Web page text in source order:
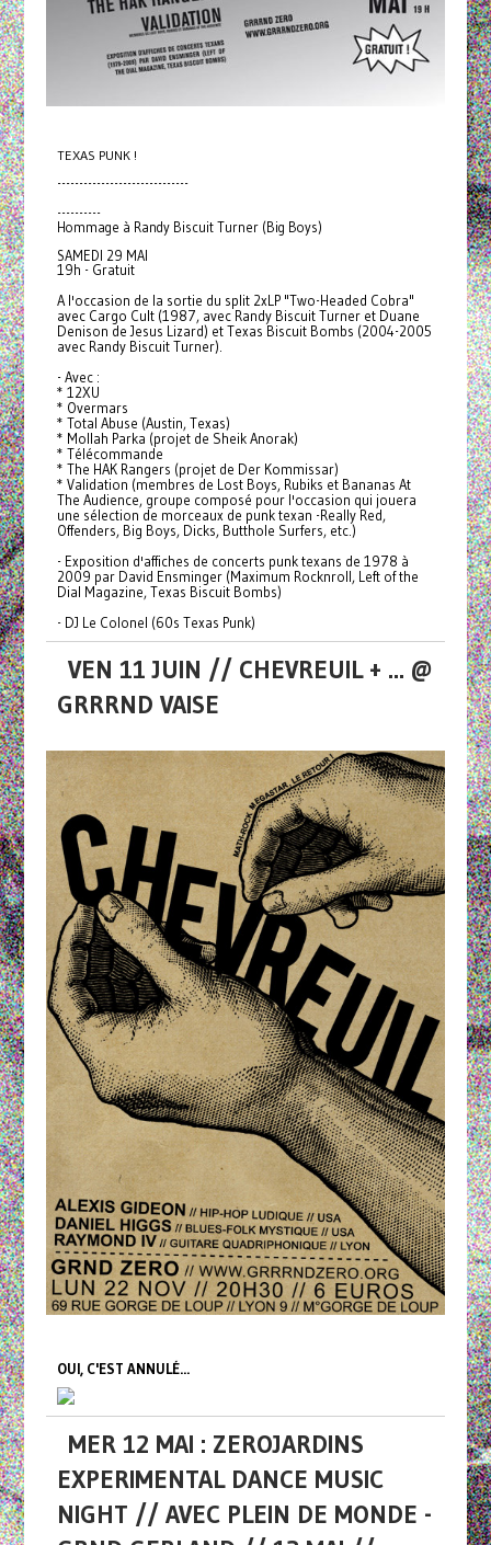
TEXAS PUNK !
------------------------------
----------
Hommage à Randy Biscuit Turner (Big Boys)
SAMEDI 29 MAI
19h - Gratuit
A l'occasion de la sortie du split 2xLP "Two-Headed Cobra"
avec Cargo Cult (1987, avec Randy Biscuit Turner et Duane
Denison de Jesus Lizard) et Texas Biscuit Bombs (2004-2005
avec Randy Biscuit Turner).
- Avec :
* 12XU
* Overmars
* Total Abuse (Austin, Texas)
* Mollah Parka (projet de Sheik Anorak)
* Télécommande
* The HAK Rangers (projet de Der Kommissar)
* Validation (membres de Lost Boys, Rubiks et Bananas At
The Audience, groupe composé pour l'occasion qui jouera
une sélection de morceaux de punk texan -Really Red,
Offenders, Big Boys, Dicks, Butthole Surfers, etc.)
- Exposition d'affiches de concerts punk texans de 1978 à
2009 par David Ensminger (Maximum Rocknroll, Left of the
Dial Magazine, Texas Biscuit Bombs)
- DJ Le Colonel (60s Texas Punk)
VEN 11 JUIN // CHEVREUIL + ... @
GRRRND VAISE
OUI, C'EST ANNULÉ...
MER 12 MAI : ZEROJARDINS
EXPERIMENTAL DANCE MUSIC
NIGHT // AVEC PLEIN DE MONDE -